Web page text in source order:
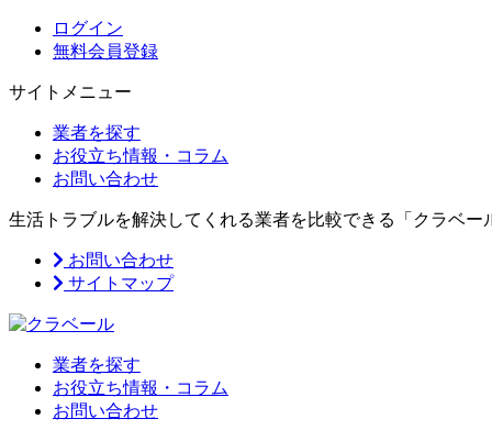
ログイン
無料会員登録
サイトメニュー
業者を探す
お役立ち情報・コラム
お問い合わせ
生活トラブルを解決してくれる業者を比較できる「クラベー
お問い合わせ
サイトマップ
業者を探す
お役立ち情報・コラム
お問い合わせ